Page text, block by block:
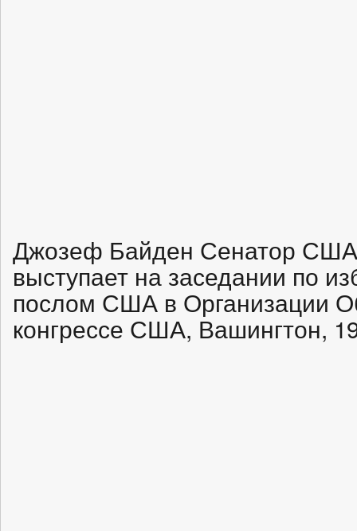
Джозеф Байден Сенатор
выступает на заседании по
послом США в Организации
конгрессе США, Вашингтон,